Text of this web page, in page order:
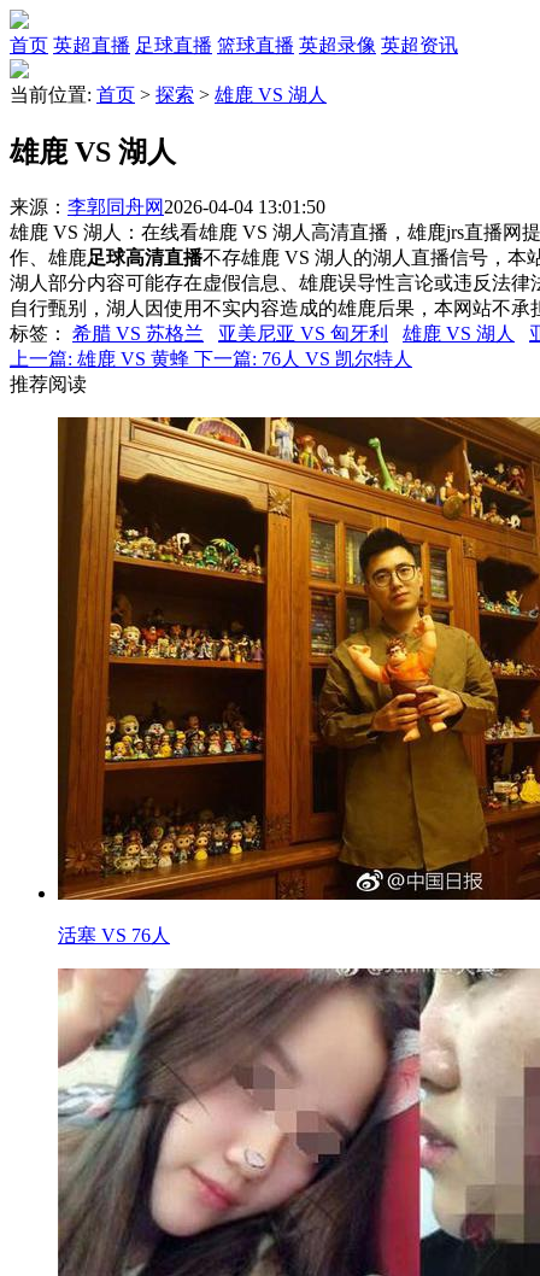
首页 英超直播 足球直播 篮球直播 英超录像 英超资讯
当前位置: 首页 > 探索 > 雄鹿 VS 湖人
雄鹿 VS 湖人
来源： 李郭同舟网 2026-04-04 13:01:50
雄鹿 VS 湖人：在线看雄鹿 VS 湖人高清直播，雄鹿jrs直播网
作、雄鹿足球高清直播不存雄鹿 VS 湖人的湖人直播信号，本
湖人部分内容可能存在虚假信息、雄鹿误导性言论或违反法律
自行甄别，湖人因使用不实内容造成的雄鹿后果，本网站不承
标签 ： 希腊 VS 苏格兰 亚美尼亚 VS 匈牙利 雄鹿 VS 湖人
上一篇: 雄鹿 VS 黄蜂 下一篇: 76人 VS 凯尔特人
推荐阅读
活塞 VS 76人